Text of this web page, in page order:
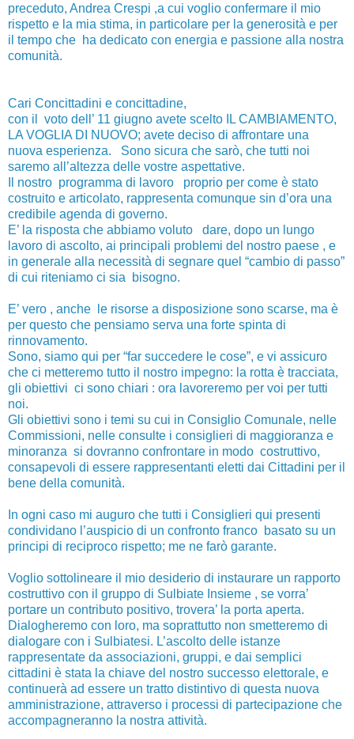
preceduto, Andrea Crespi ,a cui voglio confermare il mio
rispetto e la mia stima, in particolare per la generosità e per
il tempo che ha dedicato con energia e passione alla nostra
comunità.
Cari Concittadini e concittadine,
con il voto dell’ 11 giugno avete scelto IL CAMBIAMENTO,
LA VOGLIA DI NUOVO; avete deciso di affrontare una
nuova esperienza. Sono sicura che sarò, che tutti noi
saremo all’altezza delle vostre aspettative.
Il nostro programma di lavoro proprio per come è stato
costruito e articolato, rappresenta comunque sin d’ora una
credibile agenda di governo.
E’ la risposta che abbiamo voluto dare, dopo un lungo
lavoro di ascolto, ai principali problemi del nostro paese , e
in generale alla necessità di segnare quel “cambio di passo”
di cui riteniamo ci sia bisogno.
E’ vero , anche le risorse a disposizione sono scarse, ma è
per questo che pensiamo serva una forte spinta di
rinnovamento.
Sono, siamo qui per “far succedere le cose”, e vi assicuro
che ci metteremo tutto il nostro impegno: la rotta è tracciata,
gli obiettivi ci sono chiari : ora lavoreremo per voi per tutti
noi.
Gli obiettivi sono i temi su cui in Consiglio Comunale, nelle
Commissioni, nelle consulte i consiglieri di maggioranza e
minoranza si dovranno confrontare in modo costruttivo,
consapevoli di essere rappresentanti eletti dai Cittadini per il
bene della comunità.
In ogni caso mi auguro che tutti i Consiglieri qui presenti
condividano l’auspicio di un confronto franco basato su un
principi di reciproco rispetto; me ne farò garante.
Voglio sottolineare il mio desiderio di instaurare un rapporto
costruttivo con il gruppo di Sulbiate Insieme , se vorra’
portare un contributo positivo, trovera’ la porta aperta.
Dialogheremo con loro, ma soprattutto non smetteremo di
dialogare con i Sulbiatesi. L’ascolto delle istanze
rappresentate da associazioni, gruppi, e dai semplici
cittadini è stata la chiave del nostro successo elettorale, e
continuerà ad essere un tratto distintivo di questa nuova
amministrazione, attraverso i processi di partecipazione che
accompagneranno la nostra attività.